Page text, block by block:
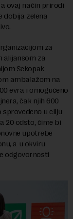
ovaj način prirodi
dobija zelena
za
alijansom za
Sekopak
ambalažom na
evra i omogućeno
čak njih 600
sprovedeno u cilju
20 odsto, čime bi
upotrebe
a u okviru
odgovornosti